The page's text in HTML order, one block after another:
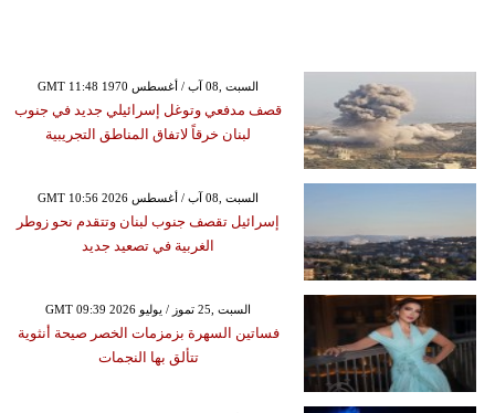
GMT 11:48 1970 السبت ,08 آب / أغسطس
قصف مدفعي وتوغل إسرائيلي جديد في جنوب
لبنان خرقاً لاتفاق المناطق التجريبية
GMT 10:56 2026 السبت ,08 آب / أغسطس
إسرائيل تقصف جنوب لبنان وتتقدم نحو زوطر
الغربية في تصعيد جديد
GMT 09:39 2026 السبت ,25 تموز / يوليو
فساتين السهرة بزمزمات الخصر صيحة أنثوية
تتألق بها النجمات